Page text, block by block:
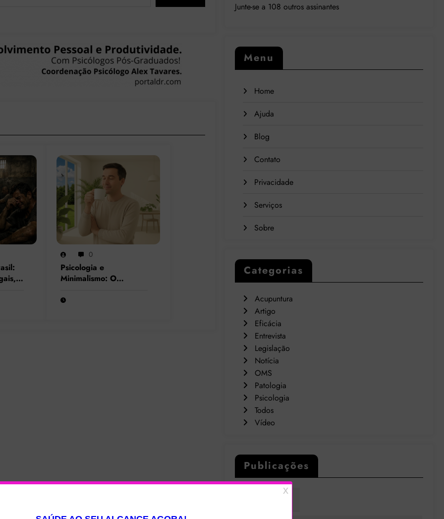
0
Psicologia e
Minimalismo: O
Estar Mental
Junte-se a 108 outros assinantes
Menu
Home
Ajuda
Blog
Contato
Privacidade
Serviços
Sobre
Categorias
Acupuntura
Artigo
Eficácia
Entrevista
Legislação
Notícia
OMS
Patologia
Psicologia
Todos
Vídeo
Publicações